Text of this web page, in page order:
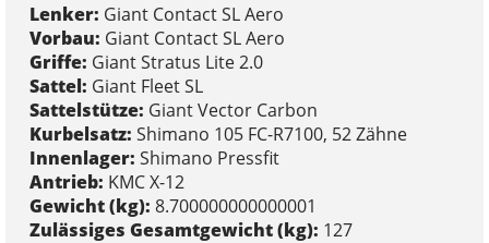
Lenker: Giant Contact SL Aero
Vorbau: Giant Contact SL Aero
Griffe: Giant Stratus Lite 2.0
Sattel: Giant Fleet SL
Sattelstütze: Giant Vector Carbon
Kurbelsatz: Shimano 105 FC-R7100, 52 Zähne
Innenlager: Shimano Pressfit
Antrieb: KMC X-12
Gewicht (kg): 8.700000000000001
Zulässiges Gesamtgewicht (kg): 127